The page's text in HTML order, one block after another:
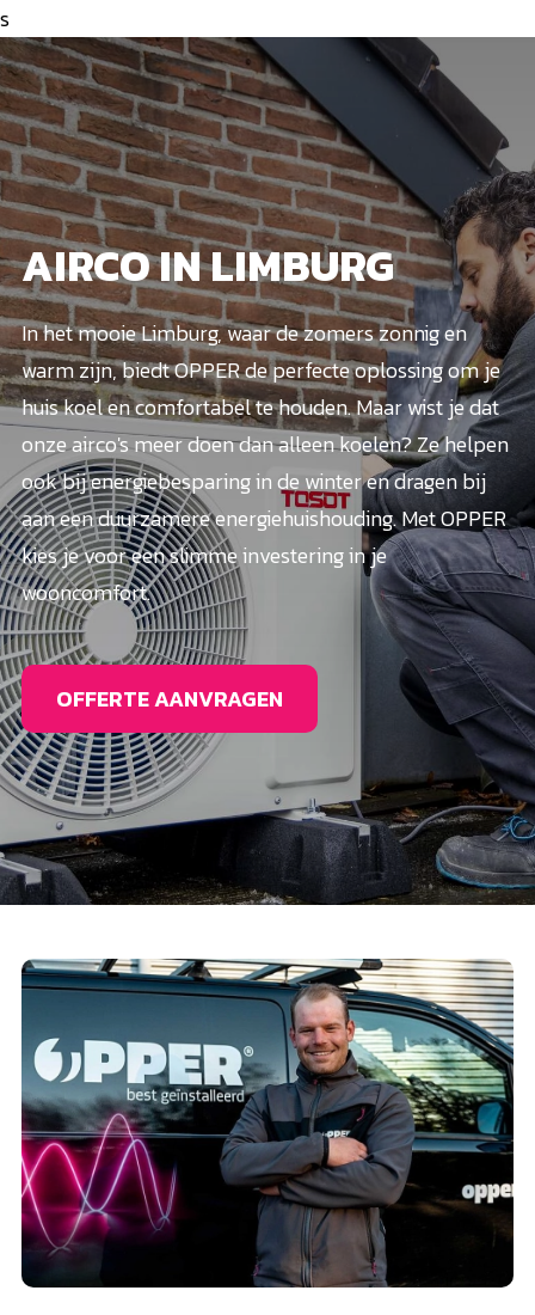
s
AIRCO IN LIMBURG
In het mooie Limburg, waar de zomers zonnig en
warm zijn, biedt OPPER de perfecte oplossing om je
huis koel en comfortabel te houden. Maar wist je dat
onze airco's meer doen dan alleen koelen? Ze helpen
ook bij energiebesparing in de winter en dragen bij
aan een duurzamere energiehuishouding. Met OPPER
kies je voor een slimme investering in je
wooncomfort.
OFFERTE AANVRAGEN